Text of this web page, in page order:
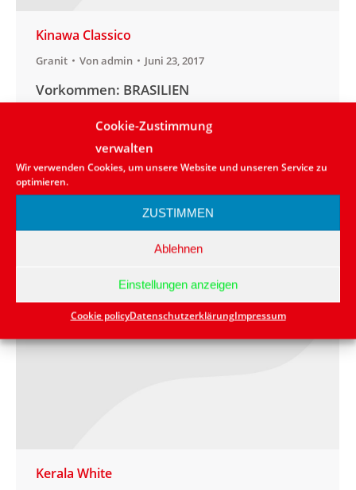
Cookie-Zustimmung
verwalten
Wir verwenden Cookies, um unsere Website und unseren Service zu
optimieren.
ZUSTIMMEN
Ablehnen
Einstellungen anzeigen
Cookie policyDatenschutzerklärungImpressum
Kinawa Classico
Granit Vonadmin Juni 23, 2017
Vorkommen: BRASILIEN
Lieferbarkeit: in kleinen Mengen vorrätig
bzw. kurzfristig lieferbar Naturstein: Granit
Farbe: Rot
Kerala White